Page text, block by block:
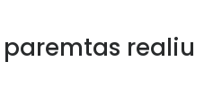
paremtas realiu